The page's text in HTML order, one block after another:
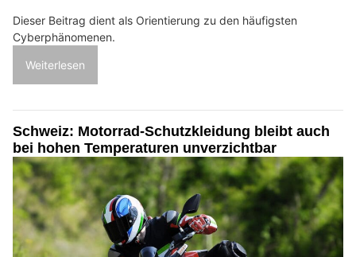
Dieser Beitrag dient als Orientierung zu den häufigsten
Cyberphänomenen.
Weiterlesen
Schweiz: Motorrad-Schutzkleidung bleibt auch
bei hohen Temperaturen unverzichtbar